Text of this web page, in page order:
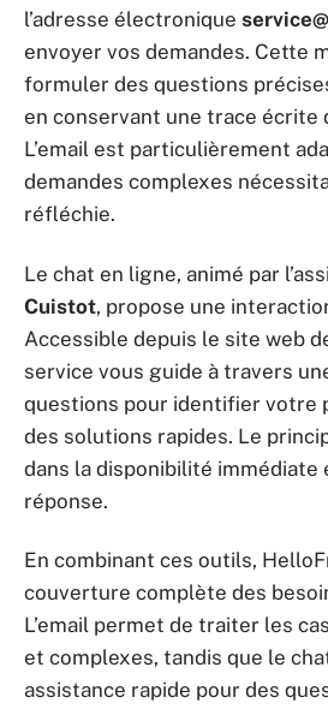
l’adresse électronique
envoyer vos demandes. Cette
formuler des questions
en conservant une trace écrite
L’email est particulièrement
demandes complexes
réfléchie.
Le chat en ligne, animé par
Cuistot, propose une
Accessible depuis le site web
service vous guide à travers
questions pour identifier votre
des solutions rapides. Le
dans la disponibilité immédiate
réponse.
En combinant ces outils,
couverture complète des
L’email permet de traiter les
et complexes, tandis que le
assistance rapide pour des